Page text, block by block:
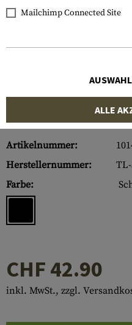
Artikelnummer:
Herstellernummer:
Farbe:
CHF 42.90
inkl. MwSt., zzgl.
Mailchimp Connected Site
ALLE